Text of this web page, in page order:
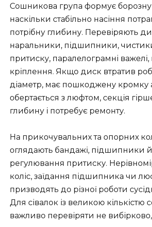
Сошникова група формує борозну
наскільки стабільно насіння
потрібну глибину. Перевіряють
наральники, підшипники,
притиску, паралелограмні важелі,
кріплення. Якщо диск втратив
діаметр, має пошкоджену кромку
обертається з люфтом, секція
глибину і потребує ремонту.
На прикочувальних та опорних
оглядають бандажі, підшипники й
регулювання притиску.
коліс, заїдання підшипника чи
призводять до різної роботи
Для сівалок із великою кількістю
важливо перевіряти не